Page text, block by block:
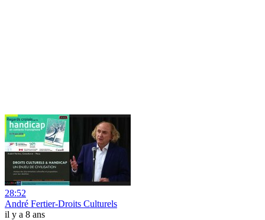
28:52
André Fertier-Droits Culturels
il y a 8 ans